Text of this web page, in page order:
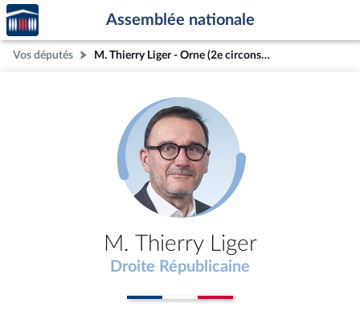
Aller au contenu
Aller en bas de la page
Accèder
à la
page
d'accueil
Assemblée nationale
Vos députés M. Thierry Liger - Orne (2e circonscription)
M. Thierry Liger
Droite Républicaine